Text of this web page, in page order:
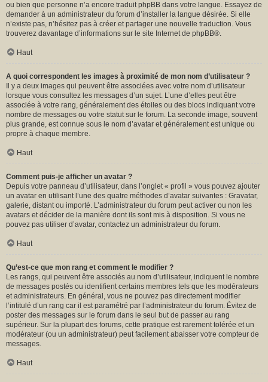
ou bien que personne n’a encore traduit phpBB dans votre langue. Essayez de
demander à un administrateur du forum d’installer la langue désirée. Si elle
n’existe pas, n’hésitez pas à créer et partager une nouvelle traduction. Vous
trouverez davantage d’informations sur le site Internet de phpBB®.
Haut
A quoi correspondent les images à proximité de mon nom d’utilisateur ?
Il y a deux images qui peuvent être associées avec votre nom d’utilisateur
lorsque vous consultez les messages d’un sujet. L’une d’elles peut être
associée à votre rang, généralement des étoiles ou des blocs indiquant votre
nombre de messages ou votre statut sur le forum. La seconde image, souvent
plus grande, est connue sous le nom d’avatar et généralement est unique ou
propre à chaque membre.
Haut
Comment puis-je afficher un avatar ?
Depuis votre panneau d’utilisateur, dans l’onglet « profil » vous pouvez ajouter
un avatar en utilisant l’une des quatre méthodes d’avatar suivantes : Gravatar,
galerie, distant ou importé. L’administrateur du forum peut activer ou non les
avatars et décider de la manière dont ils sont mis à disposition. Si vous ne
pouvez pas utiliser d’avatar, contactez un administrateur du forum.
Haut
Qu’est-ce que mon rang et comment le modifier ?
Les rangs, qui peuvent être associés au nom d’utilisateur, indiquent le nombre
de messages postés ou identifient certains membres tels que les modérateurs
et administrateurs. En général, vous ne pouvez pas directement modifier
l’intitulé d’un rang car il est paramétré par l’administrateur du forum. Évitez de
poster des messages sur le forum dans le seul but de passer au rang
supérieur. Sur la plupart des forums, cette pratique est rarement tolérée et un
modérateur (ou un administrateur) peut facilement abaisser votre compteur de
messages.
Haut